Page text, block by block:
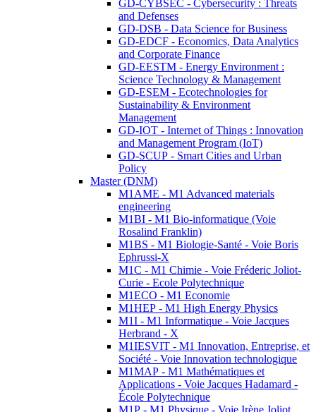
GD-CYBSEC - Cybersecurity : Threats
and Defenses
GD-DSB - Data Science for Business
GD-EDCF - Economics, Data Analytics
and Corporate Finance
GD-EESTM - Energy Environment :
Science Technology & Management
GD-ESEM - Ecotechnologies for
Sustainability & Environment
Management
GD-IOT - Internet of Things : Innovation
and Management Program (IoT)
GD-SCUP - Smart Cities and Urban
Policy
Master (DNM)
M1AME - M1 Advanced materials
engineering
M1BI - M1 Bio-informatique (Voie
Rosalind Franklin)
M1BS - M1 Biologie-Santé - Voie Boris
Ephrussi-X
M1C - M1 Chimie - Voie Fréderic Joliot-
Curie - Ecole Polytechnique
M1ECO - M1 Economie
M1HEP - M1 High Energy Physics
M1I - M1 Informatique - Voie Jacques
Herbrand - X
M1IESVIT - M1 Innovation, Entreprise, et
Société - Voie Innovation technologique
M1MAP - M1 Mathématiques et
Applications - Voie Jacques Hadamard -
École Polytechnique
M1P - M1 Physique - Voie Irène Joliot